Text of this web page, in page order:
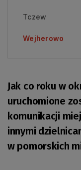
Tczew
Wejherowo
Jak co roku w
uruchomione
komunikacji
innymi
w pomorskich